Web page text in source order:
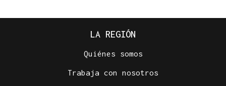
LA REGIÓN
Quiénes somos
Trabaja con nosotros